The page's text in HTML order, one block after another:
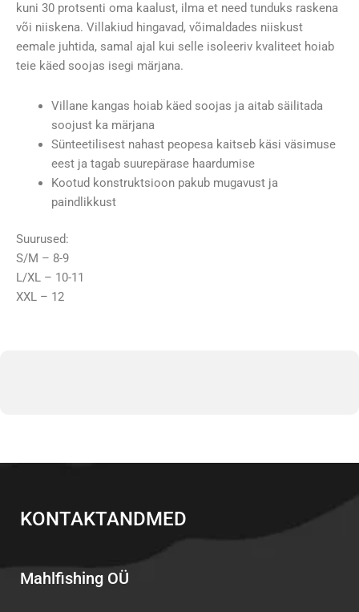
kuni 30 protsenti oma kaalust, ilma et need tunduks raskena
või niiskena. Villakiud hingavad, võimaldades niiskust
eemale juhtida, samal ajal kui selle isoleeriv kvaliteet hoiab
teie käed soojas isegi märjana.
Villane kangas hoiab käed soojas ja aitab säilitada
soojust ka märjana
Sünteetilisest nahast peopesa kaitseb käsi väsimuse
eest ja tagab suurepärase haardumise
Kootud konstruktsioon pakub mugavust ja
paindlikkust
Suurused:
S/M – 8-9
L/XL – 10-11
XXL – 12
KONTAKTANDMED
Mahlfishing OÜ